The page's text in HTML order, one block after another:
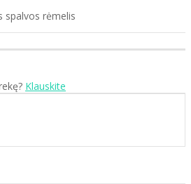
spalvos rėmelis
Klauskite